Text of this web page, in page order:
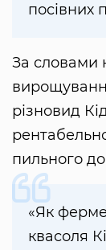
посівних
За словами
різновид
пильного
«Як
квасоля